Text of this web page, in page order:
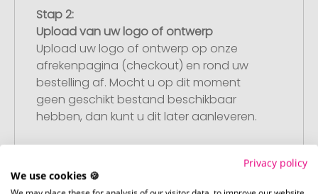
Stap 2:
Upload van uw logo of ontwerp
Upload uw logo of ontwerp op onze
afrekenpagina (checkout) en rond uw
bestelling af. Mocht u op dit moment
geen geschikt bestand beschikbaar
hebben, dan kunt u dit later aanleveren.
Stap 3:
Privacy policy
We use cookies 🍪